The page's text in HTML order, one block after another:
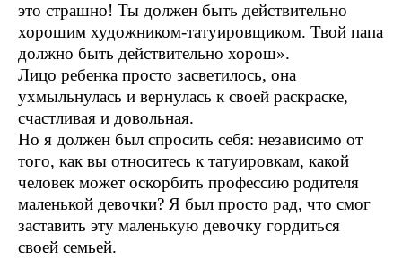
это страшно! Ты должен быть действительно
хорошим художником-татуировщиком. Твой папа
должно быть действительно хорош».
Лицо ребенка просто засветилось, она
ухмыльнулась и вернулась к своей раскраске,
счастливая и довольная.
Но я должен был спросить себя: независимо от
того, как вы относитесь к татуировкам, какой
человек может оскорбить профессию родителя
маленькой девочки? Я был просто рад, что смог
заставить эту маленькую девочку гордиться
своей семьей.